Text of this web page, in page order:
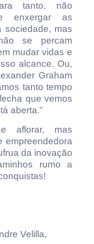
tanto, não
enxergar as
sociedade, mas
se percam
mudar vidas e
alcance. Ou,
Graham
tanto tempo
que vemos
aberta.”
aflorar, mas
empreendedora
da inovação
rumo a
Velilla,